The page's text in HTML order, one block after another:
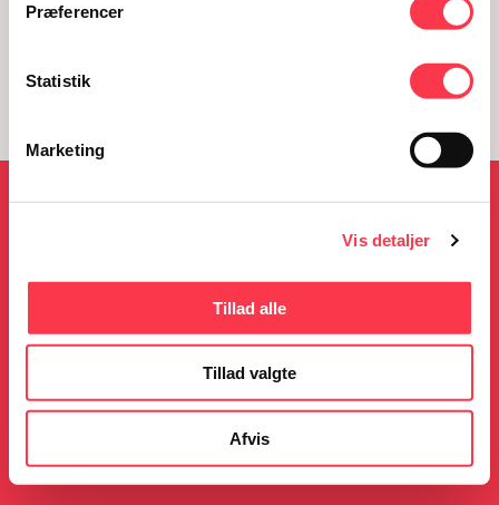
Præferencer
Statistik
Marketing
Vis detaljer
Tillad alle
Tillad valgte
Afvis
NYHEDER
05.08.2026
Læs mere
23.06.2026
Gratis guidede ture i